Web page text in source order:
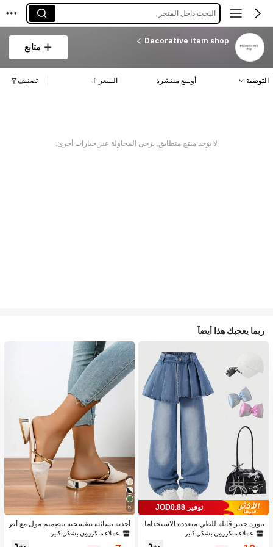
البحث داخل المتجر
Decorative item shop
متابع
التوصية أوسع منتشرة السعر تصنيف
لا يوجد منتج متطابق. يرجى المحاولة عبر خيارات أخرى.
ربما يعجبك هذا أيضاً
توفير JOD0.88
تنورة جينز قابلة للطي متعددة الاستخداما
ت بتصميم قطعتين للبنات 1 قطعة
عملاء متكررون بشكل كبير
6
أحذية نسائية بنفسجية بتصميم مول مع أص
بع مدبب وكعب منخفض، أحذية من الجلد ا
عملاء متكررون بشكل كبير